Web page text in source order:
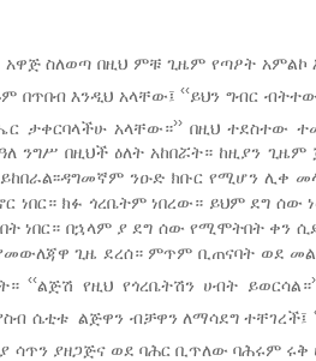
ስለወጣ በዚህ ምቹ ጊዜም የጣዖት አምልኮ
በጥበብ እንዲህ አላቸው፤‹‹ይህን ግብር
ታቀርባላችሁ አላቸው።››በዚህ ተደስተው
ንግሥ በዚህች ዕለት አከበሯት። ከዚያን ጊዜም
ንዑድ ክቡር የሚሆን ሊቀ
ነበር። ክፉ ጎረቤትም ነበረው። ይህም ደግ ሰው
ነበር። በኋላም ያ ደግ ሰው የሚሞትበት ቀን
የመውለጃዋ ጊዜ ደረሰ። ምጥም ቢጠናባት ወደ
‹‹ልጅሽ የዚህ የጎረቤትሽን ሀብት ይወርሳል።
ሴቲቱ ልጅዋን ብቻዋን ለማሳደግ ተቸገረች፤
ሳጥን ያዘጋጅና ወደ ባሕር ቢጥለው ባሕሩም ሩቅ